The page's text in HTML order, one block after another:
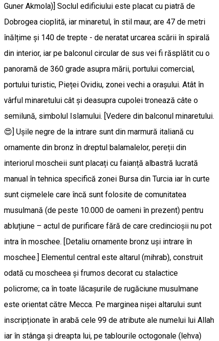
Guner Akmola)] Soclul edificiului este placat cu piatră de
Dobrogea cioplită, iar minaretul, în stil maur, are 47 de metri
înălțime și 140 de trepte - de neratat urcarea scării în spirală
din interior, iar pe balconul circular de sus vei fi răsplătit cu o
panoramă de 360 grade asupra mării, portului comercial,
portului turistic, Pieței Ovidiu, zonei vechi a orașului. Atât în
vârful minaretului cât și deasupra cupolei tronează câte o
semilună, simbolul Islamului. [Vedere din balconul minaretului.
😍] Ușile negre de la intrare sunt din marmură italiană cu
ornamente din bronz în dreptul balamalelor, pereții din
interiorul moscheii sunt placați cu faianță albastră lucrată
manual în tehnica specifică zonei Bursa din Turcia iar în curte
sunt cișmelele care încă sunt folosite de comunitatea
musulmană (de peste 10.000 de oameni în prezent) pentru
abluțiune – actul de purificare fără de care credincioșii nu pot
intra în moschee. [Detaliu ornamente bronz uși intrare în
moschee.] Elementul central este altarul (mihrab), construit
odată cu moscheea și frumos decorat cu stalactice
policrome; ca în toate lăcașurile de rugăciune musulmane
este orientat către Mecca. Pe marginea nișei altarului sunt
inscripționate în arabă cele 99 de atribute ale numelui lui Allah
iar în stânga și dreapta lui, pe tablourile octogonale (lehva)